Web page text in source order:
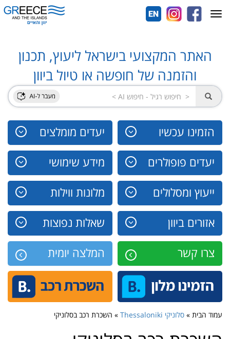
האתר המקצועי בישראל ליעוץ, תכנון
והזמנה של חופשה או טיול ביוון
הזמינו עכשיו יעדים מומלצים
יעדים פופולרים מידע שימושי
ייעוץ ומסלולים מלונות ווילות
אזורים ביוון שאלות נפוצות
צרו קשר המלצה יומית
Toggle
navigation
עמוד הבית » סלוניקי Thessaloniki » השכרת רכב בסלוניקי